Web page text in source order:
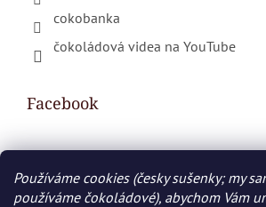
Používáme cookies (česky sušenky; my
používáme čokoládové), abychom Vám
cokobanka
čokoládová videa na YouTube
Facebook
Nákupní košík